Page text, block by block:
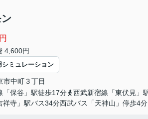
4,600円
シミュレーション
市中町３丁目
「保谷」駅徒歩17分
西武新宿線「東伏見」
祥寺」駅バス34分西武バス「天神山」停歩4分